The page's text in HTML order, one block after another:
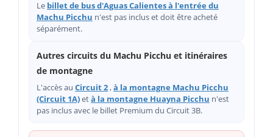
Le billet de bus d'Aguas Calientes à l'entrée du
Machu Picchu n'est pas inclus et doit être acheté
séparément.
Autres circuits du Machu Picchu et itinéraires
de montagne
L'accès au Circuit 2,à la montagne Machu Picchu
(Circuit 1A)età la montagne Huayna Picchu n'est
pas inclus avec le billet Premium du Circuit 3B.